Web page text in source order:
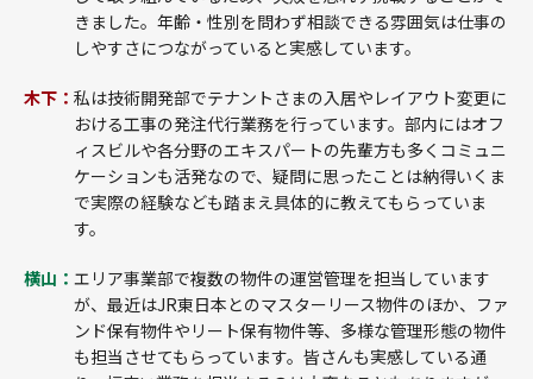
きました。年齢・性別を問わず相談できる雰囲気は仕事の
しやすさにつながっていると実感しています。
木下： 私は技術開発部でテナントさまの入居やレイアウト変更に
おける工事の発注代行業務を行っています。部内にはオフ
ィスビルや各分野のエキスパートの先輩方も多くコミュニ
ケーションも活発なので、疑問に思ったことは納得いくま
で実際の経験なども踏まえ具体的に教えてもらっていま
す。
横山： エリア事業部で複数の物件の運営管理を担当しています
が、最近はJR東日本とのマスターリース物件のほか、ファ
ンド保有物件やリート保有物件等、多様な管理形態の物件
も担当させてもらっています。皆さんも実感している通